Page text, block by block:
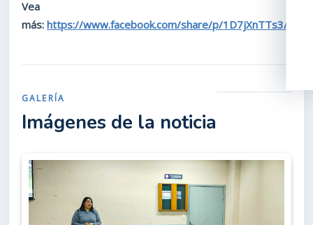
Vea
más: https://www.facebook.com/share/p/1D7jXnTTs3/
GALERÍA
Imágenes de la noticia